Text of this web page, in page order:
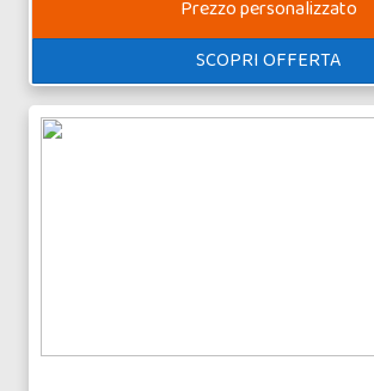
Prezzo personalizzato
SCOPRI OFFERTA